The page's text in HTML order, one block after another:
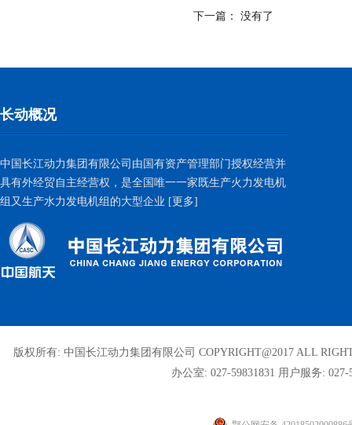
下一篇：
没有了
长动概况
中国长江动力集团有限公司由国有资产管理部门授权经营并
具有外经贸自主经营权，是全国唯一一家既生产火力发电机
组又生产水力发电机组的大型企业 [更多]
版权所有: 中国长江动力集团有限公司 COPYRIGHT@2017 ALL
办公室: 027-59831831 用户服务: 027-